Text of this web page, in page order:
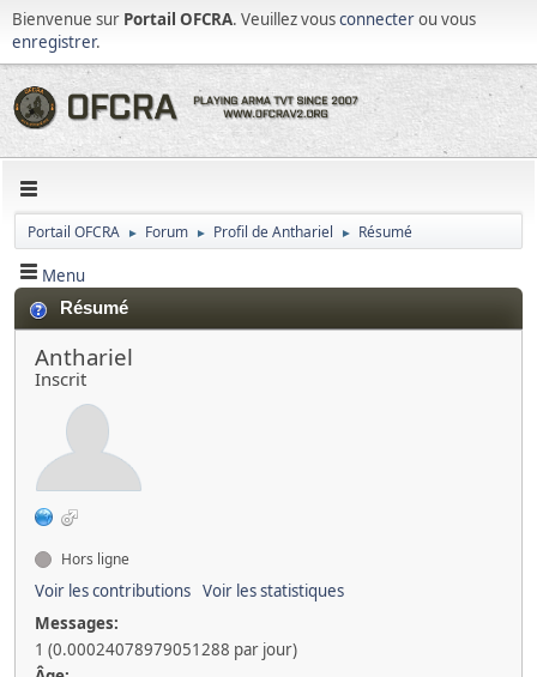
Bienvenue sur Portail OFCRA. Veuillez vousconnecterou vous
enregistrer.
Portail OFCRA ► Forum ► Profil de Anthariel ► Résumé
Menu
Résumé
Anthariel
Inscrit
Hors ligne
Voir les contributions Voir les statistiques
Messages:
1 (0.00024078979051288 par jour)